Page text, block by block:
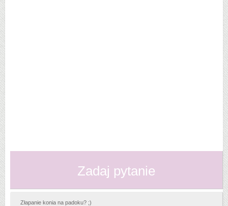
Zadaj pytanie
Złapanie konia na padoku? ;)